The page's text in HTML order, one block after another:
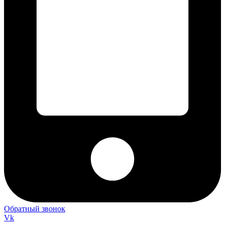
Обратный звонок
Vk